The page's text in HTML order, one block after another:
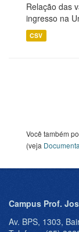
Relação das
ingresso na
CSV
Você também
(veja
Campus Prof.
Av. BPS, 1303,